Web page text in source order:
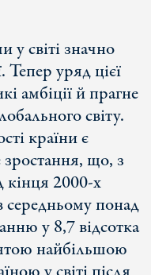
у світі значно
Тепер уряд цієї
амбіції й прагне
світу.
країни є
що, з
2000-х
середньому понад
у 8,7 відсотка
найбільшою